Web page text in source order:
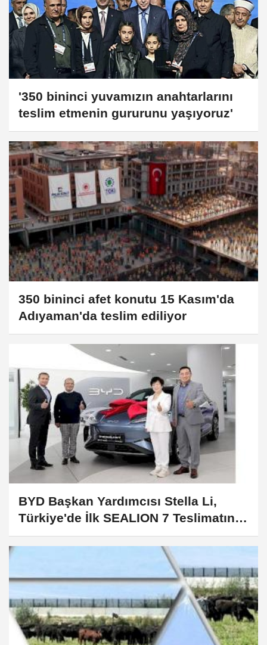
'350 bininci yuvamızın anahtarlarını
teslim etmenin gururunu yaşıyoruz'
350 bininci afet konutu 15 Kasım'da
Adıyaman'da teslim ediliyor
BYD Başkan Yardımcısı Stella Li,
Türkiye'de İlk SEALION 7 Teslimatını
Gerçekleştirdi